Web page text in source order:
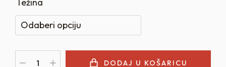
DODAJ U KOŠARICU